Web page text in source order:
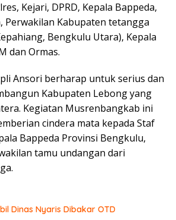
Kejari, DPRD, Kepala Bappeda,
Perwakilan Kabupaten tetangga
Bengkulu Utara), Kepala
dan Ormas.
Ansori berharap untuk serius dan
Kabupaten Lebong yang
Kegiatan Musrenbangkab ini
cindera mata kepada Staf
Bappeda Provinsi Bengkulu,
tamu undangan dari
Dinas Nyaris Dibakar OTD